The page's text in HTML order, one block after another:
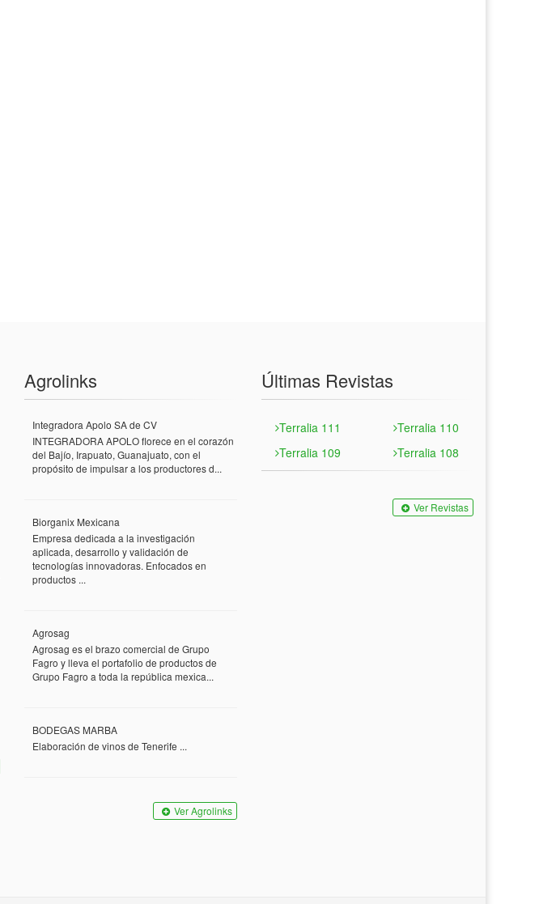
Agrolinks
Integradora Apolo SA de CV
INTEGRADORA APOLO florece en el corazón
del Bajío, Irapuato, Guanajuato, con el
propósito de impulsar a los productores d...
Biorganix Mexicana
Empresa dedicada a la investigación
aplicada, desarrollo y validación de
tecnologías innovadoras. Enfocados en
productos ...
Agrosag
Agrosag es el brazo comercial de Grupo
Fagro y lleva el portafolio de productos de
Grupo Fagro a toda la república mexica...
BODEGAS MARBA
Elaboración de vinos de Tenerife ...
Ver Agrolinks
Últimas Revistas
Terralia 111
Terralia 110
Terralia 109
Terralia 108
Ver Revistas